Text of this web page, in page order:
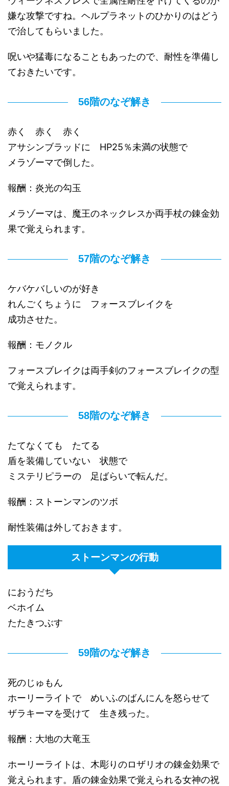
嫌な攻撃ですね。ヘルプラネットのひかりのはどう
で治してもらいました。
呪いや猛毒になることもあったので、耐性を準備し
ておきたいです。
56階のなぞ解き
赤く 赤く 赤く
アサシンブラッドに HP25％未満の状態で
メラゾーマで倒した。
報酬：炎光の勾玉
メラゾーマは、魔王のネックレスか両手杖の錬金効
果で覚えられます。
57階のなぞ解き
ケバケバしいのが好き
れんごくちょうに フォースブレイクを
成功させた。
報酬：モノクル
フォースブレイクは両手剣のフォースブレイクの型
で覚えられます。
58階のなぞ解き
たてなくても たてる
盾を装備していない 状態で
ミステリピラーの 足ばらいで転んだ。
報酬：ストーンマンのツボ
耐性装備は外しておきます。
ストーンマンの行動
におうだち
ベホイム
たたきつぶす
59階のなぞ解き
死のじゅもん
ホーリーライトで めいふのばんにんを怒らせて
ザラキーマを受けて 生き残った。
報酬：大地の大竜玉
ホーリーライトは、木彫りのロザリオの錬金効果で
覚えられます。盾の錬金効果で覚えられる女神の祝